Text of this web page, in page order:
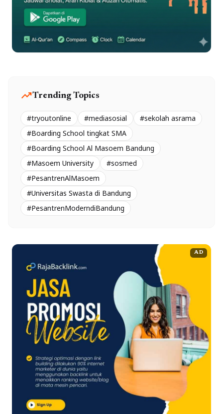
trending_upTrending Topics
#tryoutonline #mediasosial
#sekolah asrama
#Boarding School tingkat SMA
#Boarding School Al Masoem Bandung
#Masoem University
#sosmed
#PesantrenAlMasoem
#Universitas Swasta di Bandung
#PesantrenModerndiBandung
AD